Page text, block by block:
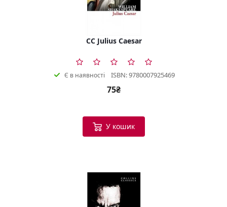
CC Julius Caesar
Є в наявності ISBN: 9780007925469
75₴
У кошик